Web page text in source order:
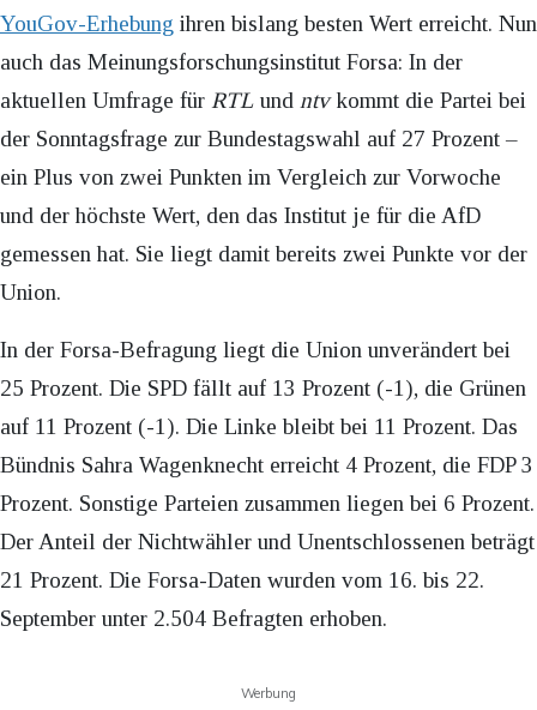
YouGov-Erhebung ihren bislang besten Wert erreicht. Nun
auch das Meinungsforschungsinstitut Forsa: In der
aktuellen Umfrage für RTL und ntvkommt die Partei bei
der Sonntagsfrage zur Bundestagswahl auf 27 Prozent –
ein Plus von zwei Punkten im Vergleich zur Vorwoche
und der höchste Wert, den das Institut je für die AfD
gemessen hat. Sie liegt damit bereits zwei Punkte vor der
Union.
In der Forsa-Befragung liegt die Union unverändert bei
25 Prozent. Die SPD fällt auf 13 Prozent (-1), die Grünen
auf 11 Prozent (-1). Die Linke bleibt bei 11 Prozent. Das
Bündnis Sahra Wagenknecht erreicht 4 Prozent, die FDP 3
Prozent. Sonstige Parteien zusammen liegen bei 6 Prozent.
Der Anteil der Nichtwähler und Unentschlossenen beträgt
21 Prozent. Die Forsa-Daten wurden vom 16. bis 22.
September unter 2.504 Befragten erhoben.
Werbung